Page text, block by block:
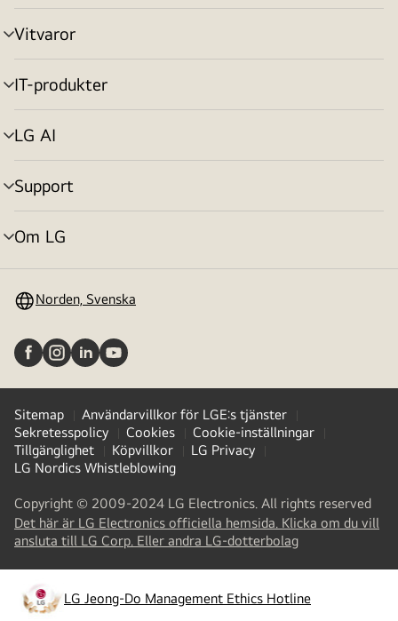
Vitvaror
menyväxling
IT-produkter
menyväxling
LG AI
menyväxling
Support
menyväxling
Om LG
menyväxling
Norden, Svenska
Sitemap
Användarvillkor för LGE:s tjänster
Sekretesspolicy
Cookies
Cookie-inställningar
Tillgänglighet
Köpvillkor
LG Privacy
LG Nordics Whistleblowing
Copyright © 2009-2024 LG Electronics. All rights reserved
Det här är LG Electronics officiella hemsida. Klicka om du vill
ansluta till LG Corp. Eller andra LG-dotterbolag(
a
new
tab
LG Jeong-Do Management Ethics Hotline
opens